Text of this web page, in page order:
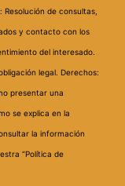
Resolución de consultas,
y contacto con los
del interesado.
legal. Derechos:
presentar una
se explica en la
la información
“Política de